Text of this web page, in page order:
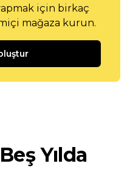
için birkaç
mağaza kurun.
Yılda